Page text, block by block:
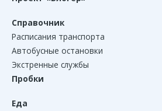
Справочник
Расписания транспорта
Автобусные остановки
Экстренные службы
Пробки
Еда